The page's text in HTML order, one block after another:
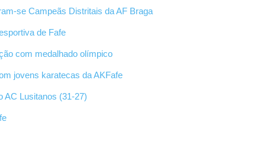
se Campeãs Distritais da AF Braga
de Fafe
com medalhado olímpico
jovens karatecas da AKFafe
AC Lusitanos (31-27)